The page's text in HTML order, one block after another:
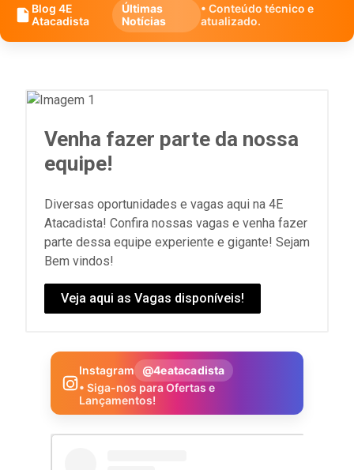
Blog 4E
Atacadista
Últimas
Notícias
• Conteúdo técnico e
atualizado.
Venha fazer parte da nossa
equipe!
Diversas oportunidades e vagas aqui na 4E
Atacadista! Confira nossas vagas e venha fazer
parte dessa equipe experiente e gigante! Sejam
Bem vindos!
Veja aqui as Vagas disponíveis!
Instagram
@4eatacadista
• Siga-nos para Ofertas e
Lançamentos!